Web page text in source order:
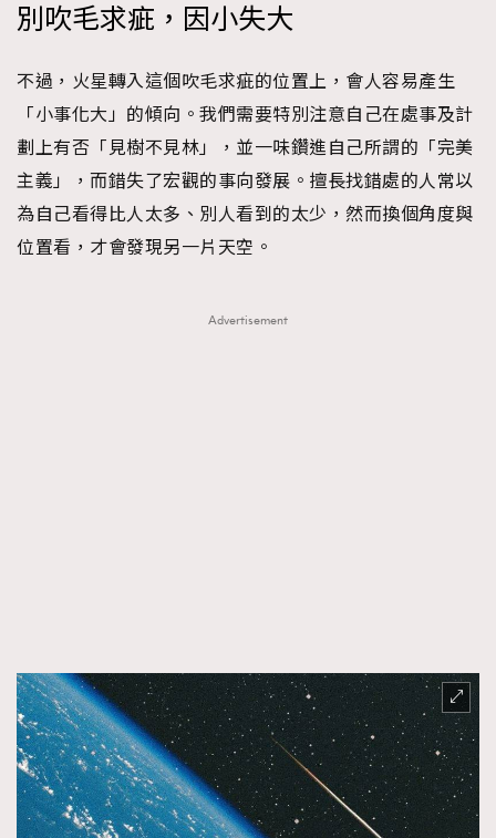
TRENDING
別吹毛求疵，因小失大
不過，火星轉入這個吹毛求疵的位置上，會人容易產生
「小事化大」的傾向。我們需要特別注意自己在處事及計
劃上有否「見樹不見林」，並一味鑽進自己所謂的「完美
主義」，而錯失了宏觀的事向發展。擅長找錯處的人常以
為自己看得比人太多、別人看到的太少，然而換個角度與
位置看，才會發現另一片天空。
Advertisement